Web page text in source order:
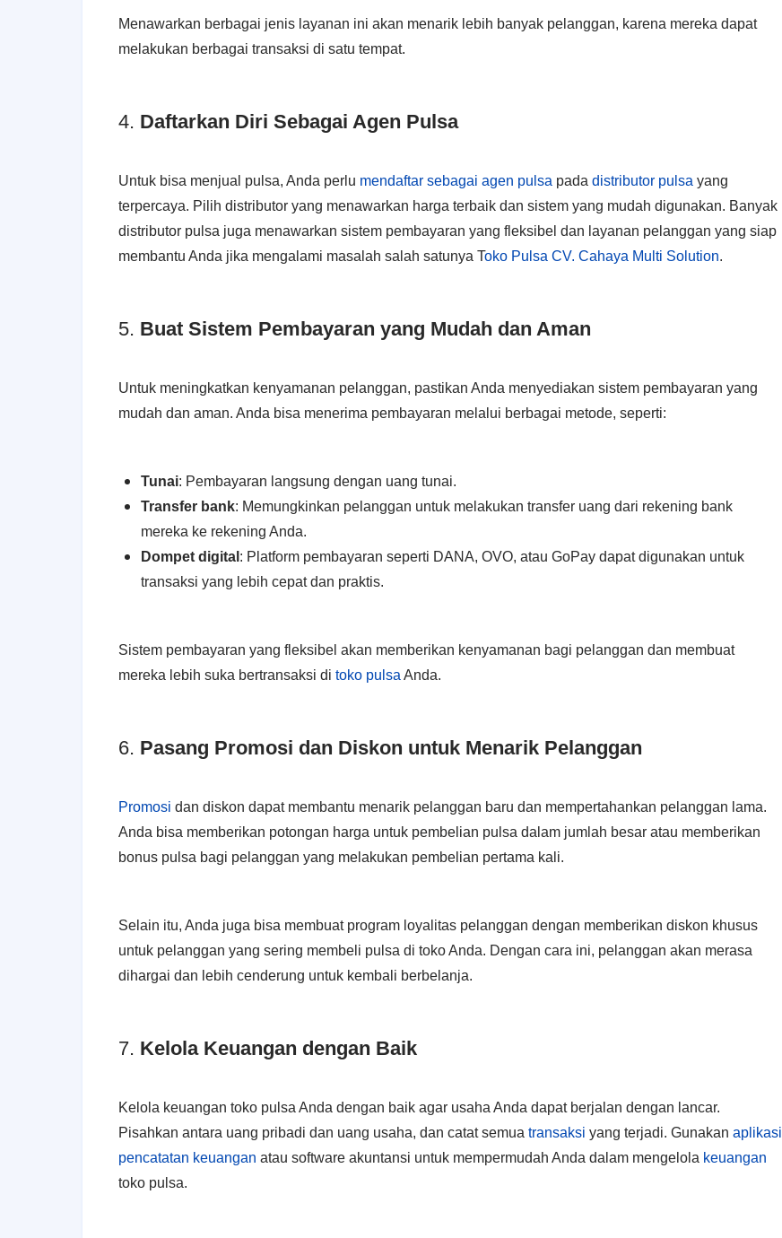
Menawarkan berbagai jenis layanan ini akan menarik lebih banyak pelanggan, karena mereka dapat
melakukan berbagai transaksi di satu tempat.
4. Daftarkan Diri Sebagai Agen Pulsa
Untuk bisa menjual pulsa, Anda perlu mendaftar sebagai agen pulsa pada distributor pulsa yang
terpercaya. Pilih distributor yang menawarkan harga terbaik dan sistem yang mudah digunakan. Banyak
distributor pulsa juga menawarkan sistem pembayaran yang fleksibel dan layanan pelanggan yang siap
membantu Anda jika mengalami masalah salah satunya Toko Pulsa CV. Cahaya Multi Solution.
5. Buat Sistem Pembayaran yang Mudah dan Aman
Untuk meningkatkan kenyamanan pelanggan, pastikan Anda menyediakan sistem pembayaran yang
mudah dan aman. Anda bisa menerima pembayaran melalui berbagai metode, seperti:
Tunai: Pembayaran langsung dengan uang tunai.
Transfer bank: Memungkinkan pelanggan untuk melakukan transfer uang dari rekening bank
mereka ke rekening Anda.
Dompet digital : Platform pembayaran seperti DANA, OVO, atau GoPay dapat digunakan untuk
transaksi yang lebih cepat dan praktis.
Sistem pembayaran yang fleksibel akan memberikan kenyamanan bagi pelanggan dan membuat
mereka lebih suka bertransaksi di toko pulsa Anda.
6. Pasang Promosi dan Diskon untuk Menarik Pelanggan
Promosi dan diskon dapat membantu menarik pelanggan baru dan mempertahankan pelanggan lama.
Anda bisa memberikan potongan harga untuk pembelian pulsa dalam jumlah besar atau memberikan
bonus pulsa bagi pelanggan yang melakukan pembelian pertama kali.
Selain itu, Anda juga bisa membuat program loyalitas pelanggan dengan memberikan diskon khusus
untuk pelanggan yang sering membeli pulsa di toko Anda. Dengan cara ini, pelanggan akan merasa
dihargai dan lebih cenderung untuk kembali berbelanja.
7. Kelola Keuangan dengan Baik
Kelola keuangan toko pulsa Anda dengan baik agar usaha Anda dapat berjalan dengan lancar.
Pisahkan antara uang pribadi dan uang usaha, dan catat semua transaksi yang terjadi. Gunakan aplikasi
pencatatan keuangan atau software akuntansi untuk mempermudah Anda dalam mengelola keuangan
toko pulsa.